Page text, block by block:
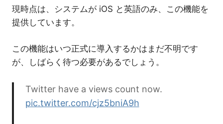
現時点は、システムが iOS と英語のみ、この機能を
提供しています。
この機能はいつ正式に導入するかはまだ不明です
が、しばらく待つ必要があるでしょう。
Twitter have a views count now.
pic.twitter.com/cjz5bniA9h